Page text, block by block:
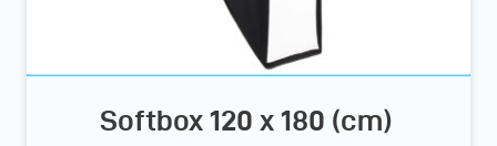
Softbox 120 x 180 (cm)